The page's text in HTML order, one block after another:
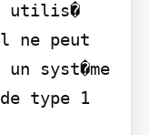
utilis�
ne peut
syst�me
type 1